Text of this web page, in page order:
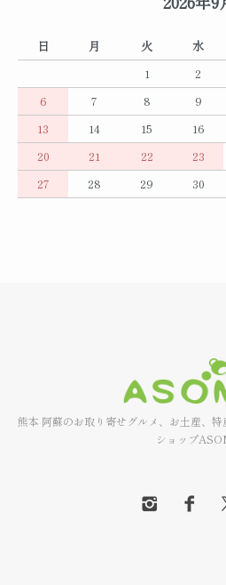
日 月 火 水
1
2
6
7 8 9
13
14 15 16
20
21 22 23
27
28 29 30
熊本 阿蘇のお取り寄せグルメ、お土産、
ショップ